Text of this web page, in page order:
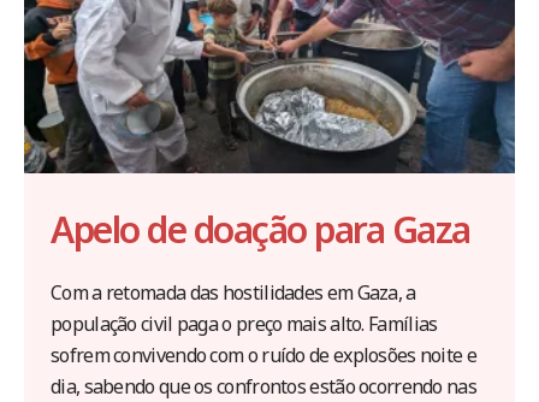
Apelo de doação para Gaza
Com a retomada das hostilidades em Gaza, a
população civil paga o preço mais alto. Famílias
sofrem convivendo com o ruído de explosões noite e
dia, sabendo que os confrontos estão ocorrendo nas